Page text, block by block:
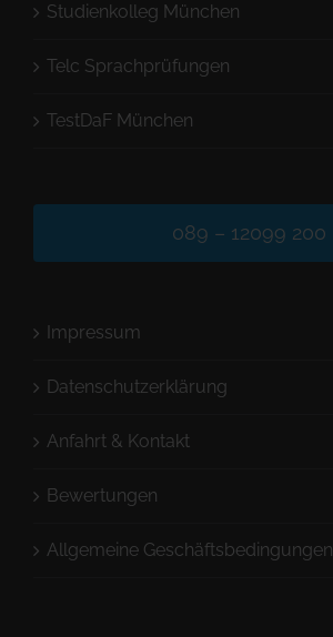
Studienkolleg München
Telc Sprachprüfungen
TestDaF München
089 – 12099 200
Impressum
Datenschutzerklärung
Anfahrt & Kontakt
Bewertungen
Allgemeine Geschäftsbedingungen